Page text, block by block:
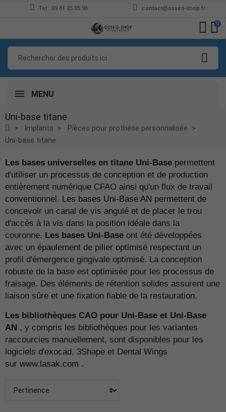
Tel : 09 81 25 05 96 contact@osseo-shop.fr
0
MENU
Uni-base titane
Implants
Pièces pour prothése personnalisée
Uni-base titane
Les bases universelles en titane Uni-Base permettent
d'utiliser un processus de conception et de production
entièrement numérique CFAO ainsi qu'un flux de travail
conventionnel. Les bases Uni-Base AN permettent de
concevoir un canal de vis angulé et de placer le trou
d'accès à la vis dans la position idéale dans la
couronne. Les bases Uni-Base ont été développées
avec un épaulement de pilier optimisé respectant un
profil d'émergence gingivale optimisé. La conception
robuste de la base est optimisée pour les processus de
fraisage. Des éléments de rétention solides assurent une
liaison sûre et une fixation fiable de la restauration.
Les bibliothèques CAO pour Uni-Base et Uni-Base
AN , y compris les bibliothèques pour les variantes
raccourcies manuellement, sont disponibles pour les
logiciels d'exocad, 3Shape et Dental Wings
sur www.lasak.com .